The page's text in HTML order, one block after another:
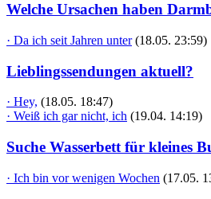
Welche Ursachen haben
· Da ich seit Jahren unter (18.05. 23:59)
Lieblingssendungen aktuell?
· Hey, (18.05. 18:47)
· Weiß ich gar nicht, ich (19.04. 14:19)
Suche Wasserbett für kleines
· Ich bin vor wenigen Wochen (17.05.